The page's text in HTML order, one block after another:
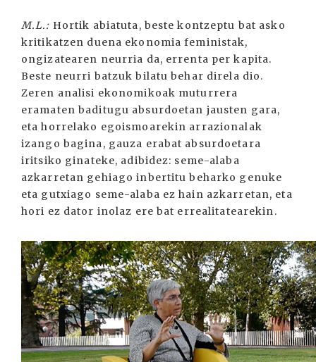
M.L.: Hortik abiatuta, beste kontzeptu bat asko
kritikatzen duena ekonomia feministak,
ongizatearen neurria da, errenta per kapita.
Beste neurri batzuk bilatu behar direla dio.
Zeren analisi ekonomikoak muturrera
eramaten baditugu absurdoetan jausten gara,
eta horrelako egoismoarekin arrazionalak
izango bagina, gauza erabat absurdoetara
iritsiko ginateke, adibidez: seme-alaba
azkarretan gehiago inbertitu beharko genuke
eta gutxiago seme-alaba ez hain azkarretan, eta
hori ez dator inolaz ere bat errealitatearekin.